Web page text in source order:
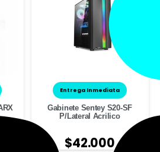
Entrega Inmediata
Gabinete Sentey S20-SF
P/Lateral Acrilico
$42.000